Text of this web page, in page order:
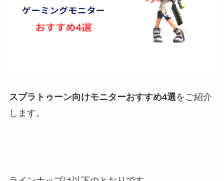
スプラトゥーン向けモニターおすすめ4選をご紹介
します。